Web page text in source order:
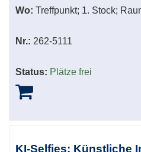
Wo: Treffpunkt; 1. Stock;
Nr.: 262-5111
Status: Plätze frei
KI-Selfies: Künstliche